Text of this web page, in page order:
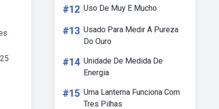
#12 Uso De Muy E Mucho
#13 Usado Para Medir A Pureza
Do Ouro
#14 Unidade De Medida De
Energia
#15 Uma Lanterna Funciona Com
Tres Pilhas